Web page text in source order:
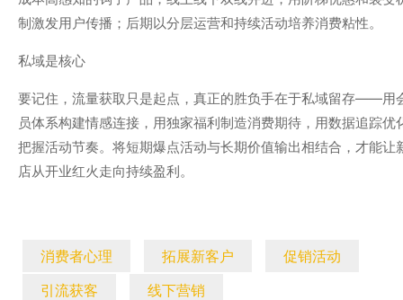
制激发用户传播；后期以分层运营和持续活动培养消费粘性。
私域是核心
要记住，流量获取只是起点，真正的胜负手在于私域留存——用
员体系构建情感连接，用独家福利制造消费期待，用数据追踪优
把握活动节奏。将短期爆点活动与长期价值输出相结合，才能让
店从开业红火走向持续盈利。
消费者心理 拓展新客户
促销活动
引流获客
线下营销